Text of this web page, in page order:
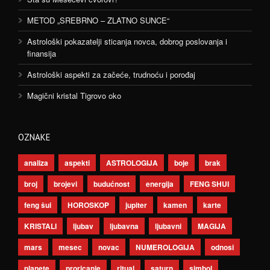
METOD „SREBRNO – ZLATNO SUNCE“
Astrološki pokazatelji sticanja novca, dobrog poslovanja i
finansija
Astrološki aspekti za začeće, trudnoću i porođaj
Magični kristal Tigrovo oko
OZNAKE
analiza aspekti ASTROLOGIJA boje
brak
broj
brojevi budućnost energija
FENG SHUI
feng šui
HOROSKOP jupiter kamen
karte
KRISTALI
ljubav ljubavna ljubavni
MAGIJA
mars
mesec novac NUMEROLOGIJA
odnosi